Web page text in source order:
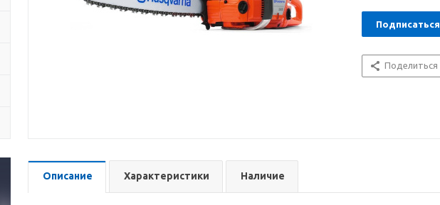
Подписаться
Поделиться
Описание Характеристики Наличие